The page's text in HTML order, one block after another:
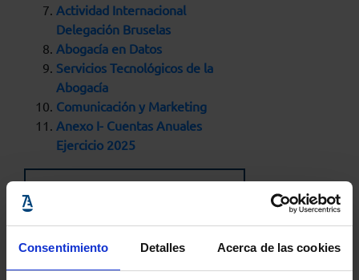
Consentimiento Detalles Acerca de las cookies
Actividad Internacional
Delegación Bruselas
Abogacía en Datos
Servicios Tecnológicos de la
Abogacía
Comunicación y Marketing
Anexo I- Cuentas Anuales
Ejercicio 2025